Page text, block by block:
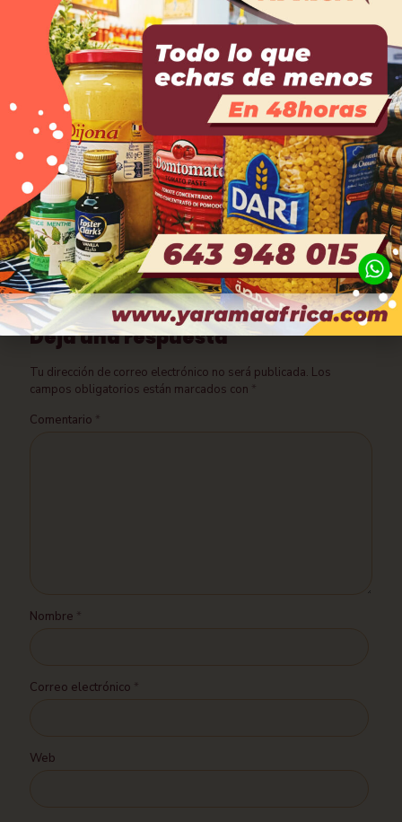
abril 17, 2025
Celebramos o 8M xunto a activistas, expertas e
representantes da comunidade migrante.
Leer más
Deja una respuesta
Tu dirección de correo electrónico no será publicada. Los
campos obligatorios están marcados con *
Comentario *
Nombre *
Correo electrónico *
Web